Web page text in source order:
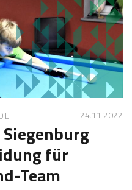
24.11 2022
für
Team